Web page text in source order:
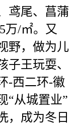
鸢尾、菖蒲
万/㎡。又
野，做为儿
子王玩耍、
-西二环-徽
“从城置业”
，成为冬日